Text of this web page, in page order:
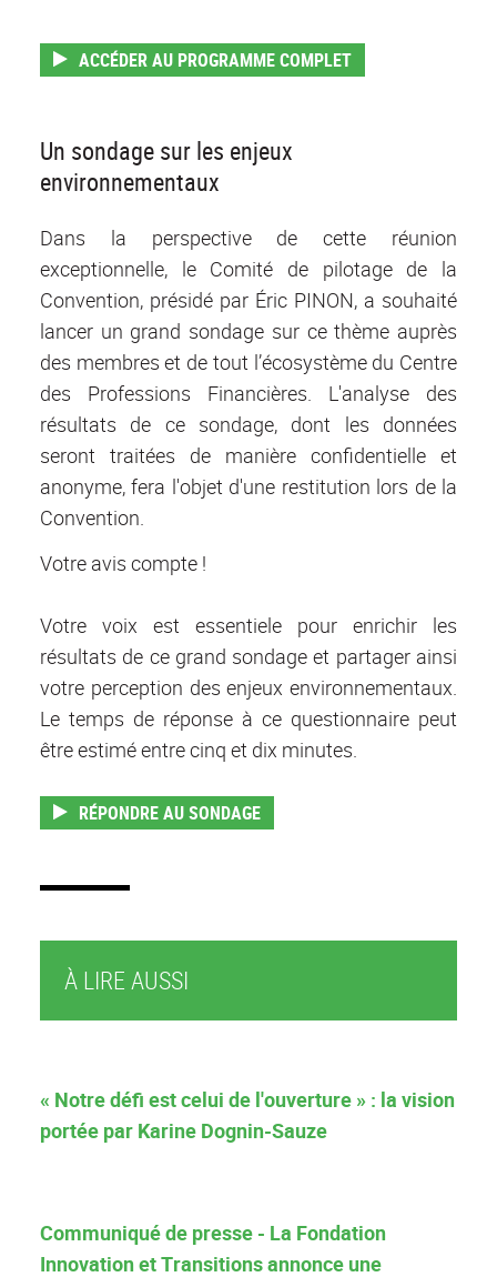
ACCÉDER AU PROGRAMME COMPLET
Un sondage sur les enjeux
environnementaux
Dans la perspective de cette réunion
exceptionnelle, le Comité de pilotage de la
Convention, présidé par Éric PINON, a souhaité
lancer un grand sondage sur ce thème auprès
des membres et de tout l’écosystème du Centre
des Professions Financières. L'analyse des
résultats de ce sondage, dont les données
seront traitées de manière confidentielle et
anonyme, fera l'objet d'une restitution lors de la
Convention.
Votre avis compte !
Votre voix est essentiele pour enrichir les
résultats de ce grand sondage et partager ainsi
votre perception des enjeux environnementaux.
Le temps de réponse à ce questionnaire peut
être estimé entre cinq et dix minutes.
RÉPONDRE AU SONDAGE
À LIRE AUSSI
« Notre défi est celui de l'ouverture » : la vision
portée par Karine Dognin-Sauze
Communiqué de presse - La Fondation
Innovation et Transitions annonce une